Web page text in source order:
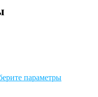
параметрыЭтот